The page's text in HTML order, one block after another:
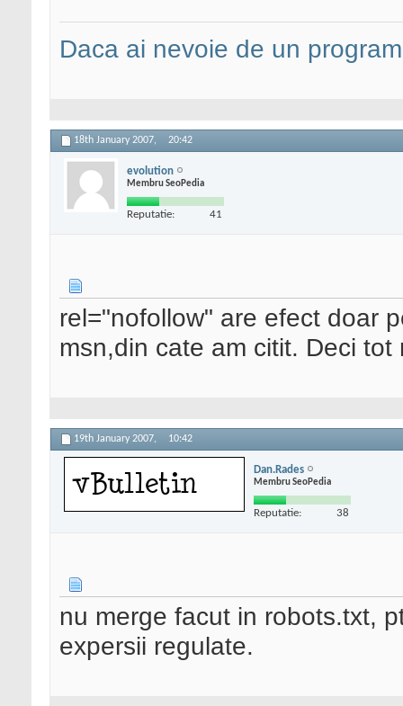
Daca ai nevoie de un
18th January 2007, 20:42
evolution
Membru SeoPedia
Reputatie: 41
rel="nofollow" are efect doar
msn,din cate am citit. Deci
19th January 2007, 10:42
Dan.Rades
Membru SeoPedia
Reputatie: 38
nu merge facut in robots.txt,
expersii regulate.